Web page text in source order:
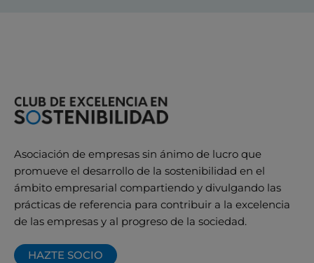
Asociación de empresas sin ánimo de lucro que
promueve el desarrollo de la sostenibilidad en el
ámbito empresarial compartiendo y divulgando las
prácticas de referencia para contribuir a la excelencia
de las empresas y al progreso de la sociedad.
HAZTE SOCIO